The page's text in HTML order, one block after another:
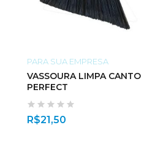
PARA SUA EMPRESA
VASSOURA LIMPA CANTO
PERFECT
R$21,50